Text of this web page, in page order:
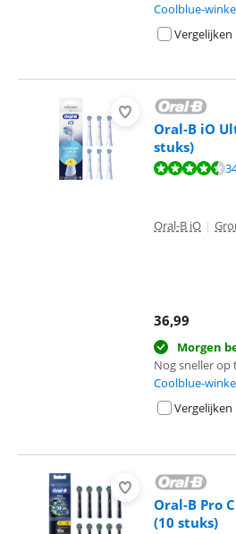
Coolblue-
Vergelijken
Oral-B iO
stuks)
Beoordeling is 9,2 van de 10, gebaseerd
Oral-B iO |
36,99
Morgen
Nog sneller op
Coolblue-
Vergelijken
Oral-B Pro
(10 stuks)